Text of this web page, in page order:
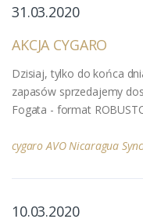
31.03.2020
AKCJA CYGARO
Dzisiaj, tylko do końca
zapasów sprzedajemy
Fogata - format
cygaro AVO Nicaragua
10.03.2020